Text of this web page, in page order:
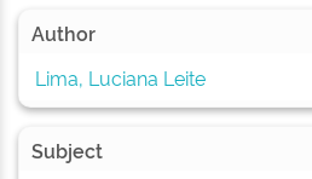
Author
Lima, Luciana Leite
Subject